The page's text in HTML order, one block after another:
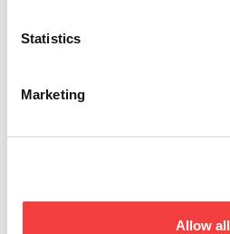
Statistics
Marketing
Allow all
VERSION
BASE DE
lire